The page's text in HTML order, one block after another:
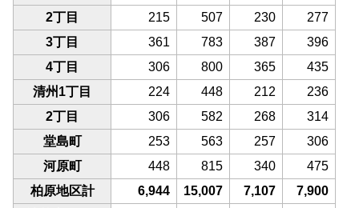
2丁目
215 507 230
277
3丁目
361 783 387
396
4丁目
306 800 365
435
清州1丁目
224 448 212
236
2丁目
306 582 268
314
堂島町
253 563 257
306
河原町
448 815 340
475
柏原地区計
6,944 15,007 7,107
7,900